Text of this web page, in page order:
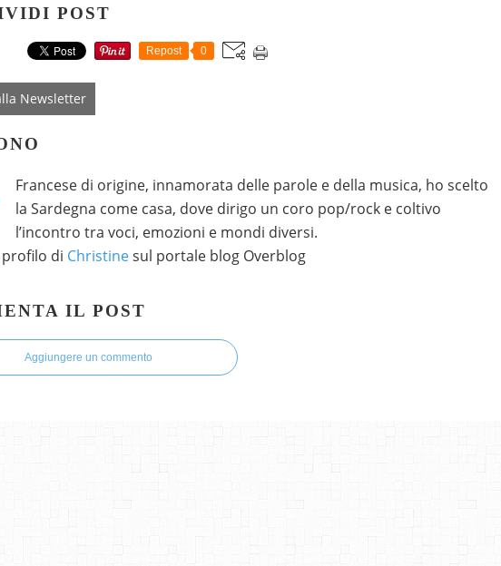
POST
Repost 0
Newsletter
Francese di origine, innamorata delle parole e della musica, ho scelto
la Sardegna come casa, dove dirigo un coro pop/rock e coltivo
l’incontro tra voci, emozioni e mondi diversi.
di Christinesul portale blog Overblog
IL POST
Aggiungere un commento